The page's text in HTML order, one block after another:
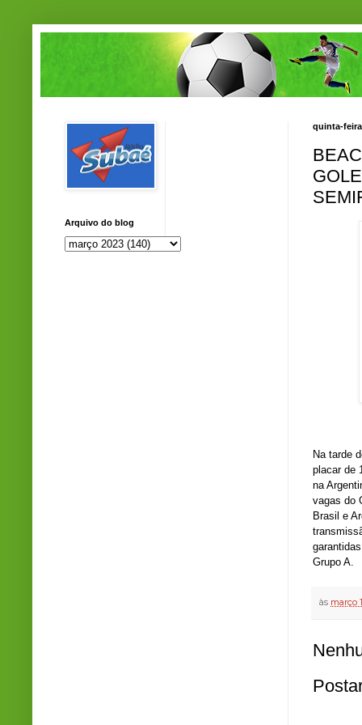
quinta-
Na tarde
placar de
na
vagas do
Brasil e
Grupo A.
às março
Arquivo do blog